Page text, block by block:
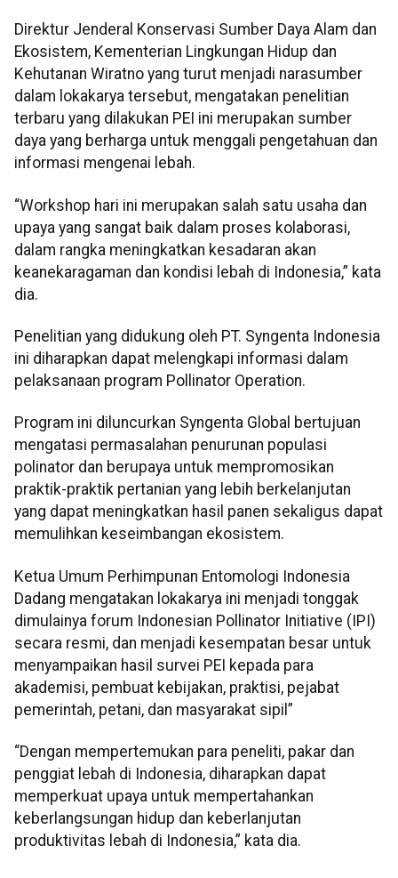
Direktur Jenderal Konservasi Sumber Daya Alam dan
Ekosistem, Kementerian Lingkungan Hidup dan
Kehutanan Wiratno yang turut menjadi narasumber
dalam lokakarya tersebut, mengatakan penelitian
terbaru yang dilakukan PEI ini merupakan sumber
daya yang berharga untuk menggali pengetahuan dan
informasi mengenai lebah.
“Workshop hari ini merupakan salah satu usaha dan
upaya yang sangat baik dalam proses kolaborasi,
dalam rangka meningkatkan kesadaran akan
keanekaragaman dan kondisi lebah di Indonesia,” kata
dia.
Penelitian yang didukung oleh PT. Syngenta Indonesia
ini diharapkan dapat melengkapi informasi dalam
pelaksanaan program Pollinator Operation.
Program ini diluncurkan Syngenta Global bertujuan
mengatasi permasalahan penurunan populasi
polinator dan berupaya untuk mempromosikan
praktik-praktik pertanian yang lebih berkelanjutan
yang dapat meningkatkan hasil panen sekaligus dapat
memulihkan keseimbangan ekosistem.
Ketua Umum Perhimpunan Entomologi Indonesia
Dadang mengatakan lokakarya ini menjadi tonggak
dimulainya forum Indonesian Pollinator Initiative (IPI)
secara resmi, dan menjadi kesempatan besar untuk
menyampaikan hasil survei PEI kepada para
akademisi, pembuat kebijakan, praktisi, pejabat
pemerintah, petani, dan masyarakat sipil”
“Dengan mempertemukan para peneliti, pakar dan
penggiat lebah di Indonesia, diharapkan dapat
memperkuat upaya untuk mempertahankan
keberlangsungan hidup dan keberlanjutan
produktivitas lebah di Indonesia,” kata dia.